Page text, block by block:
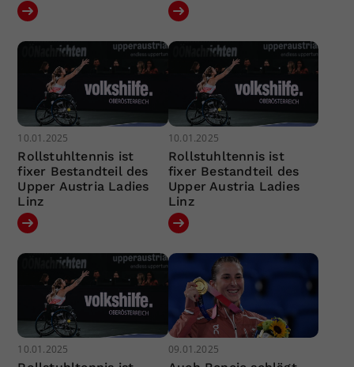
10.01.2025
Rollstuhltennis ist
fixer Bestandteil des
Upper Austria Ladies
Linz
10.01.2025
Rollstuhltennis ist
fixer Bestandteil des
Upper Austria Ladies
Linz
10.01.2025 09.01.2025